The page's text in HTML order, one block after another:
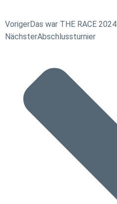
VorigerDas war THE RACE 2024
NächsterAbschlussturnier